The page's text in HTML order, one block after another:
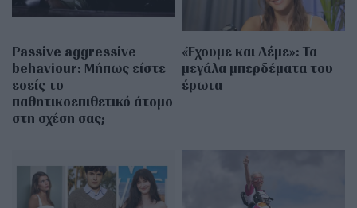
Passive aggressive
behaviour: Μήπως είστε
εσείς το
παθητικοεπιθετικό άτομο
στη σχέση σας;
«Έχουμε και Λέμε»: Τα
μεγάλα μπερδέματα του
έρωτα